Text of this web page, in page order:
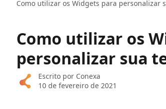
Como utilizar os Widgets para personalizar
Como utilizar os
personalizar sua
Escrito por Conexa
10 de fevereiro de 2021